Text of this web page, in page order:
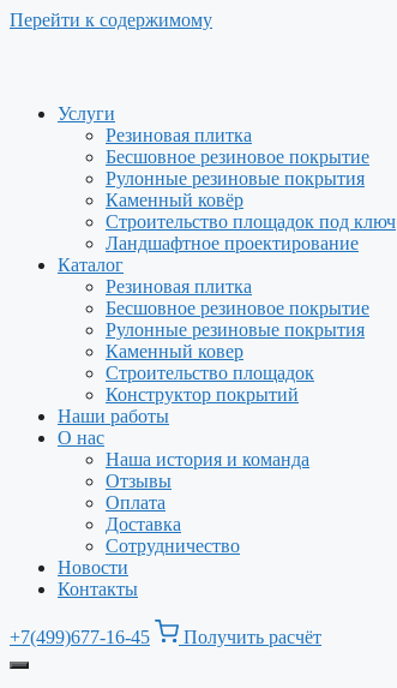
Перейти к содержимому
Услуги
Резиновая плитка
Бесшовное резиновое покрытие
Рулонные резиновые покрытия
Каменный ковёр
Строительство площадок под ключ
Ландшафтное проектирование
Каталог
Резиновая плитка
Бесшовное резиновое покрытие
Рулонные резиновые покрытия
Каменный ковер
Строительство площадок
Конструктор покрытий
Наши работы
О нас
Наша история и команда
Отзывы
Оплата
Доставка
Сотрудничество
Новости
Контакты
+7(499)677-16-45 Получить расчёт